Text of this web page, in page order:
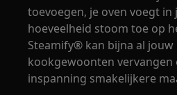
toevoegen, je oven voegt
hoeveelheid stoom toe op
Steamify® kan bijna al
kookgewoonten vervangen
inspanning smakelijkere